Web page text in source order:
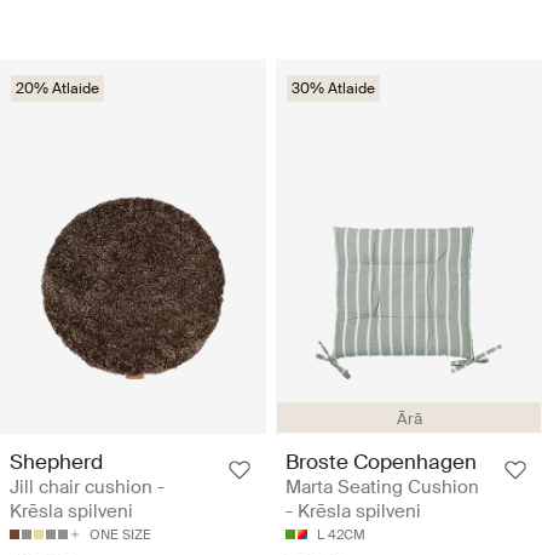
20% Atlaide
Shepherd
Jill chair cushion -
Krēsla spilveni
ONE SIZE
Ārā
30% Atlaide
Broste Copenhagen
Marta Seating Cushion
- Krēsla spilveni
L 42CM